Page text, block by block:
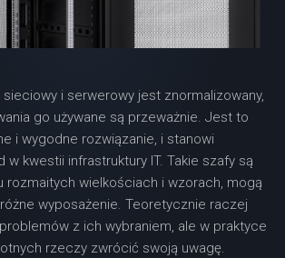
i serwerowy jest znormalizowany,
go używane są przeważnie. Jest to
i wygodne rozwiązanie, i stanowi
w kwestii infrastruktury IT. Takie szafy są
rozmaitych wielkościach i wzorach, mogą
wyposażenie. Teoretycznie raczej
z ich wybraniem, ale w praktyce
rzeczy zwrócić swoją uwagę.